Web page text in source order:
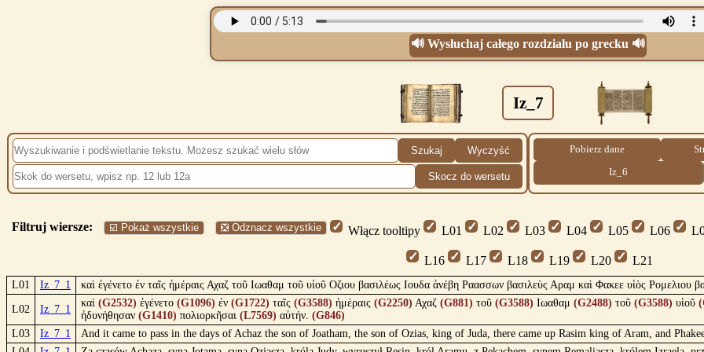
🔊 Wysłuchaj całego rozdziału po grecku 🔊
Iz_7
Szukaj Wyczyść
Skocz do wersetu
Pobierz dane
Iz_6
Filtruj wiersze: ☑️ Pokaż wszystkie ❎ Odznacz wszystkie Włącz tooltipy L01 L02 L03 L04 L05 L06
L16 L17 L18 L19 L20 L21
L01 Iz_7_1 καὶ ἐγένετο ἐν ταῖς ἡμέραις Αχαζ τοῦ Ιωαθαμ τοῦ υἱοῦ Οζιου βασιλέως Ιουδα ἀνέβη Ραασσων βασιλεὺς Αραμ καὶ Φακεε υἱὸς Ρομελιου
L02 Iz_7_1
καὶ (G2532) ἐγένετο (G1096) ἐν (G1722) ταῖς (G3588) ἡμέραις (G2250) Αχαζ (G881) τοῦ (G3588) Ιωαθαμ (G2488) τοῦ (G3588) υἱοῦ
ἠδυνήθησαν (G1410) πολιορκῆσαι (L7569) αὐτήν. (G846)
L03
Iz_7_1
And it came to pass in the days of Achaz the son of Joatham, the son of Ozias, king of Juda, there came up Rasim king of Aram, and